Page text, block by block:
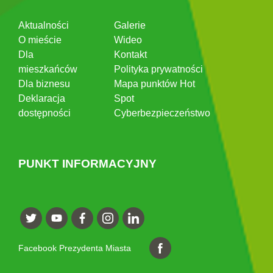
Aktualności
O mieście
Dla
mieszkańców
Dla biznesu
Deklaracja
dostępności
Galerie
Wideo
Kontakt
Polityka prywatności
Mapa punktów Hot
Spot
Cyberbezpieczeństwo
PUNKT INFORMACYJNY
Facebook Prezydenta Miasta